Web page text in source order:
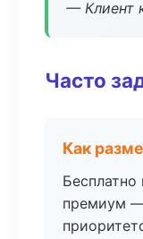
— Клиент
Часто
Как
премиум